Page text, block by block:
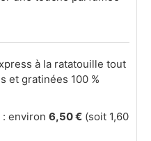
à la ratatouille tout
et gratinées 100 %
: environ 6,50 € (soit 1,60